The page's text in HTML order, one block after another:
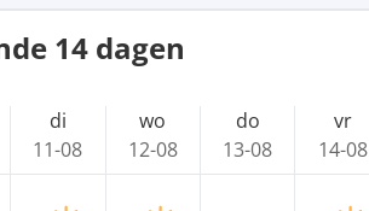
14 dagen
di
11-08
wo
12-08
do
13-08
vr
14-08